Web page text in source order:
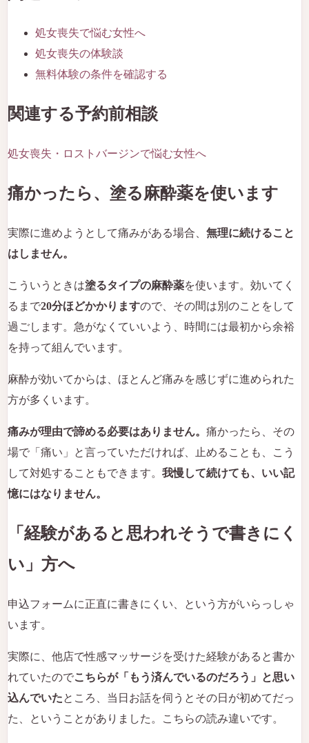
処女喪失で悩む女性へ
処女喪失の体験談
無料体験の条件を確認する
関連する予約前相談
処女喪失・ロストバージンで悩む女性へ
痛かったら、塗る麻酔薬を使います
実際に進めようとして痛みがある場合、 無理に続けること
はしません。
こういうときは塗るタイプの麻酔薬を使います。効いてく
るまで20分ほどかかりますので、その間は別のことをして
過ごします。急がなくていいよう、時間には最初から余裕
を持って組んでいます。
麻酔が効いてからは、ほとんど痛みを感じずに進められた
方が多くいます。
痛みが理由で諦める必要はありません。 痛かったら、その
場で「痛い」と言っていただければ、止めることも、こう
して対処することもできます。 我慢して続けても、いい記
憶にはなりません。
「経験があると思われそうで書きにく
い」方へ
申込フォームに正直に書きにくい、という方がいらっしゃ
います。
実際に、他店で性感マッサージを受けた経験があると書か
れていたのでこちらが「もう済んでいるのだろう」と思い
込んでいたところ、当日お話を伺うとその日が初めてだっ
た、ということがありました。こちらの読み違いです。